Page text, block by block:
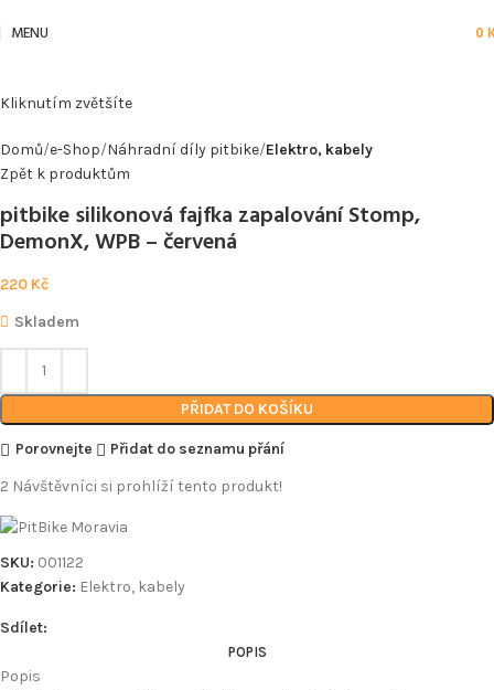
MENU 0
Kliknutím zvětšíte
Domů e-Shop Náhradní díly pitbike Elektro, kabely
Zpět k produktům
pitbike silikonová fajfka zapalování Stomp,
DemonX, WPB – červená
220 Kč
Skladem
PŘIDAT DO KOŠÍKU
Porovnejte
Přidat do seznamu přání
2 Návštěvníci si prohlíží tento produkt!
SKU: 001122
Kategorie: Elektro, kabely
Sdílet:
POPIS
Popis